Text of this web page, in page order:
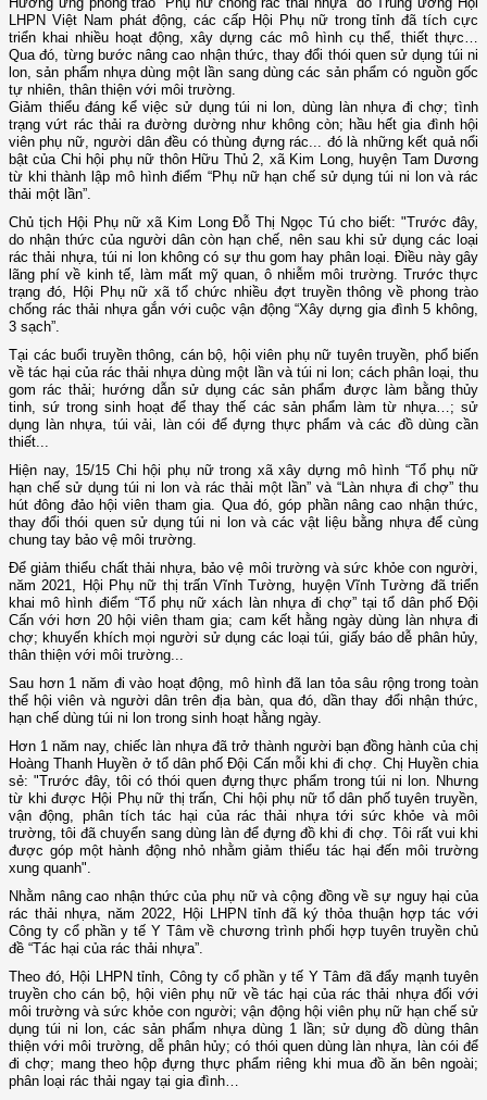
LHPN Việt Nam phát động, các cấp Hội Phụ nữ trong tỉnh đã tích cực
triển khai nhiều hoạt động, xây dựng các mô hình cụ thể, thiết thực…
Qua đó, từng bước nâng cao nhận thức, thay đổi thói quen sử dụng túi ni
lon, sản phẩm nhựa dùng một lần sang dùng các sản phẩm có nguồn gốc
tự nhiên, thân thiện với môi trường.
Giảm thiểu đáng kể việc sử dụng túi ni lon, dùng làn nhựa đi chợ; tình
trạng vứt rác thải ra đường dường như không còn; hầu hết gia đình hội
viên phụ nữ, người dân đều có thùng đựng rác... đó là những kết quả nổi
bật của Chi hội phụ nữ thôn Hữu Thủ 2, xã Kim Long, huyện Tam Dương
từ khi thành lập mô hình điểm “Phụ nữ hạn chế sử dụng túi ni lon và rác
thải một lần”.
Chủ tịch Hội Phụ nữ xã Kim Long Đỗ Thị Ngọc Tú cho biết: "Trước đây,
do nhận thức của người dân còn hạn chế, nên sau khi sử dụng các loại
rác thải nhựa, túi ni lon không có sự thu gom hay phân loại. Điều này gây
lãng phí về kinh tế, làm mất mỹ quan, ô nhiễm môi trường. Trước thực
trạng đó, Hội Phụ nữ xã tổ chức nhiều đợt truyền thông về phong trào
chống rác thải nhựa gắn với cuộc vận động “Xây dựng gia đình 5 không,
3 sạch”.
Tại các buổi truyền thông, cán bộ, hội viên phụ nữ tuyên truyền, phổ biến
về tác hại của rác thải nhựa dùng một lần và túi ni lon; cách phân loại, thu
gom rác thải; hướng dẫn sử dụng các sản phẩm được làm bằng thủy
tinh, sứ trong sinh hoạt để thay thế các sản phẩm làm từ nhựa…; sử
dụng làn nhựa, túi vải, làn cói để đựng thực phẩm và các đồ dùng cần
thiết...
Hiện nay, 15/15 Chi hội phụ nữ trong xã xây dựng mô hình “Tổ phụ nữ
hạn chế sử dụng túi ni lon và rác thải một lần” và “Làn nhựa đi chợ” thu
hút đông đảo hội viên tham gia. Qua đó, góp phần nâng cao nhận thức,
thay đổi thói quen sử dụng túi ni lon và các vật liệu bằng nhựa để cùng
chung tay bảo vệ môi trường.
Để giảm thiểu chất thải nhựa, bảo vệ môi trường và sức khỏe con người,
năm 2021, Hội Phụ nữ thị trấn Vĩnh Tường, huyện Vĩnh Tường đã triển
khai mô hình điểm “Tổ phụ nữ xách làn nhựa đi chợ” tại tổ dân phố Đội
Cấn với hơn 20 hội viên tham gia; cam kết hằng ngày dùng làn nhựa đi
chợ; khuyến khích mọi người sử dụng các loại túi, giấy báo dễ phân hủy,
thân thiện với môi trường...
Sau hơn 1 năm đi vào hoạt động, mô hình đã lan tỏa sâu rộng trong toàn
thể hội viên và người dân trên địa bàn, qua đó, dần thay đổi nhận thức,
hạn chế dùng túi ni lon trong sinh hoạt hằng ngày.
Hơn 1 năm nay, chiếc làn nhựa đã trở thành người bạn đồng hành của chị
Hoàng Thanh Huyền ở tổ dân phố Đội Cấn mỗi khi đi chợ. Chị Huyền chia
sẻ: "Trước đây, tôi có thói quen đựng thực phẩm trong túi ni lon. Nhưng
từ khi được Hội Phụ nữ thị trấn, Chi hội phụ nữ tổ dân phố tuyên truyền,
vận động, phân tích tác hại của rác thải nhựa tới sức khỏe và môi
trường, tôi đã chuyển sang dùng làn để đựng đồ khi đi chợ. Tôi rất vui khi
được góp một hành động nhỏ nhằm giảm thiểu tác hại đến môi trường
xung quanh".
Nhằm nâng cao nhận thức của phụ nữ và cộng đồng về sự nguy hại của
rác thải nhựa, năm 2022, Hội LHPN tỉnh đã ký thỏa thuận hợp tác với
Công ty cổ phần y tế Y Tâm về chương trình phối hợp tuyên truyền chủ
đề “Tác hại của rác thải nhựa”.
Theo đó, Hội LHPN tỉnh, Công ty cổ phần y tế Y Tâm đã đẩy mạnh tuyên
truyền cho cán bộ, hội viên phụ nữ về tác hại của rác thải nhựa đối với
môi trường và sức khỏe con người; vận động hội viên phụ nữ hạn chế sử
dụng túi ni lon, các sản phẩm nhựa dùng 1 lần; sử dụng đồ dùng thân
thiện với môi trường, dễ phân hủy; có thói quen dùng làn nhựa, làn cói để
đi chợ; mang theo hộp đựng thực phẩm riêng khi mua đồ ăn bên ngoài;
phân loại rác thải ngay tại gia đình…